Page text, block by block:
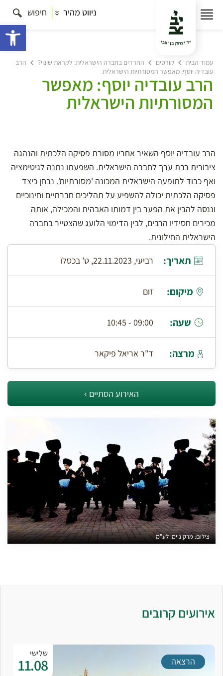
ניווט מהיר חיפוש
עמוד הבית קורסים החרדים בחברה הישראלית: לקראת שינוי?
הרב
עובדיה יוסף: מאפשר המסורתיות הישראלית
הרב עובדיה יוסף: מאפשר
המסורתיות הישראלית
הרב עובדיה יוסף השאיר אחריו מסורת פסיקה הלכתית והנהגה
ציבורית רבת ערך לחברה הישראלית. השפעתו נתנה לגיטימציה
ואף כבוד לתופעה הישראלית המכונה 'מסורתיות'. נבחן כיצד
פסיקה הלכתית יכולה להשפיע על תהליכים חברתיים וחינוכיים
וננסה להבין את הפער בין דמותו האבהית והמכילה, אותה
מכירים חסידיו הרבים, לבין הדימוי הלועג שהצטייר בחברה
הישראלית החילונית.
תאריך: רביעי, 22.11.2023, ט' בכסלו
מיקום: זום
שעה: 09:00 - 10:45
מרצה: ד"ר אריאל פיקאר
האירוע הסתיים
צילום: מרק ניימן לע"מ
אירועים קרובים
שלישי
11.08 הרצאה